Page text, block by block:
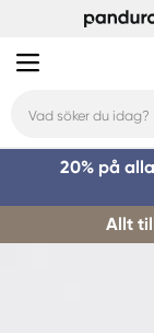
20% på
Allt